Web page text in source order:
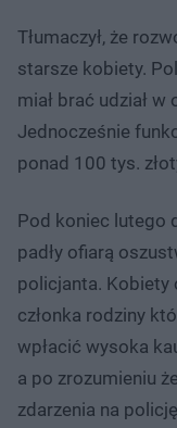
Tłumaczył, że
starsze kobiety.
miał brać udział
Jednocześnie
ponad 100 tys.
Pod koniec lutego
padły ofiarą
policjanta. Kobiety
członka rodziny
wpłacić wysoka
a po zrozumieniu
zdarzenia na